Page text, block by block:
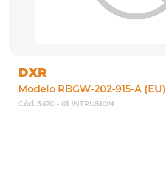
DXR
Modelo RBGW-202-915-A (EU)
Cód. 3470 - 01 INTRUSION